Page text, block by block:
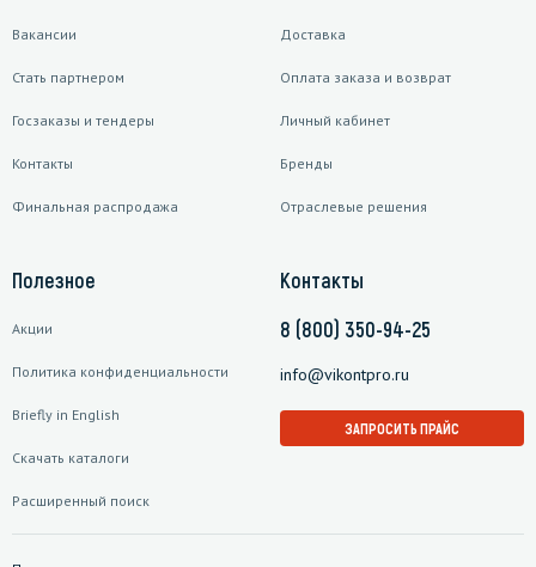
Вакансии
Стать партнером
Госзаказы и тендеры
Контакты
Финальная распродажа
Доставка
Оплата заказа и возврат
Личный кабинет
Бренды
Отраслевые решения
Полезное
Акции
Политика конфиденциальности
Briefly in English
Скачать каталоги
Расширенный поиск
Контакты
8 (800) 350-94-25
info@vikontpro.ru
ЗАПРОСИТЬ ПРАЙС